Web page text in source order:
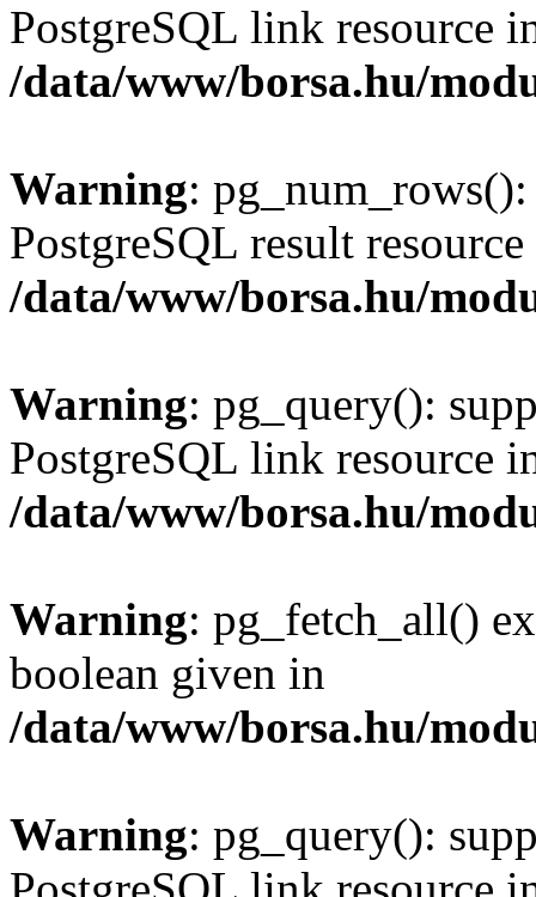
PostgreSQL link resource
/data/www/borsa.hu/
Warning:
PostgreSQL result
/data/www/borsa.hu/
Warning: pg_query():
PostgreSQL link resource
/data/www/borsa.hu/
Warning: pg_fetch_all()
boolean given in
/data/www/borsa.hu/
Warning: pg_query():